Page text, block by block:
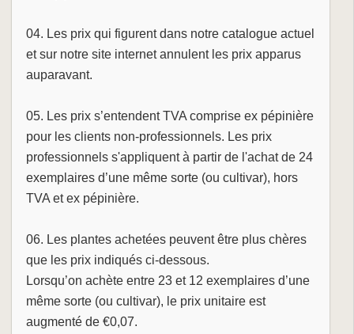
04. Les prix qui figurent dans notre catalogue actuel
et sur notre site internet annulent les prix apparus
auparavant.
05. Les prix s’entendent TVA comprise ex pépinière
pour les clients non-professionnels. Les prix
professionnels s'appliquent à partir de l'achat de 24
exemplaires d’une même sorte (ou cultivar), hors
TVA et ex pépinière.
06. Les plantes achetées peuvent être plus chères
que les prix indiqués ci-dessous.
Lorsqu’on achète entre 23 et 12 exemplaires d’une
même sorte (ou cultivar), le prix unitaire est
augmenté de €0,07.